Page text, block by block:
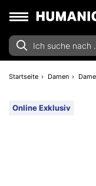
Startseite Damen
Online Exklusiv